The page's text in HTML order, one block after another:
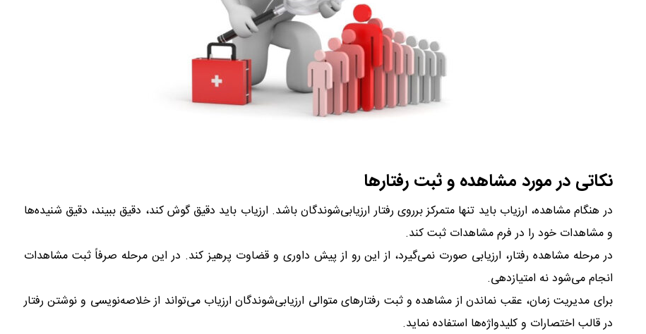
نکاتی در مورد مشاهده و ثبت رفتارها
در هنگام مشاهده، ارزیاب باید تنها متمرکز برروی رفتار ارزیابی‌شوندگان باشد. ارزیاب باید دقیق گوش کند، دقیق ببیند، دقیق شنیده‌ها
و مشاهدات خود را در فرم مشاهدات ثبت کند.
در مرحله مشاهده رفتار، ارزیابی صورت نمی‌گیرد، از این رو از پیش داوری و قضاوت پرهیز کند. در این مرحله صرفاً ثبت مشاهدات
انجام می‌شود نه امتیازدهی.
برای مدیریت زمان، عقب نماندن از مشاهده و ثبت رفتارهای متوالی ارزیابی‌شوندگان ارزیاب می‌تواند از خلاصه‌نویسی و نوشتن رفتار
در قالب اختصارات و کلیدواژه‌ها استفاده نماید.